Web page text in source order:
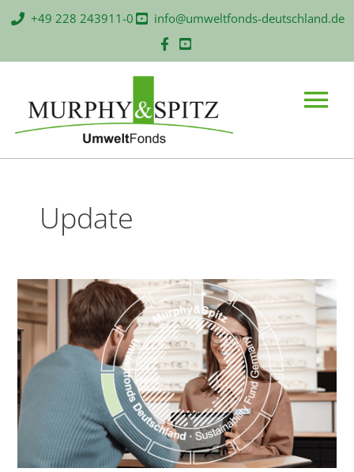
Inhalt +49 228 243911-0 info@umweltfonds-deutschland.de
Main
Menu
Update
Weiterhin
volatile
Marktlage
im
September